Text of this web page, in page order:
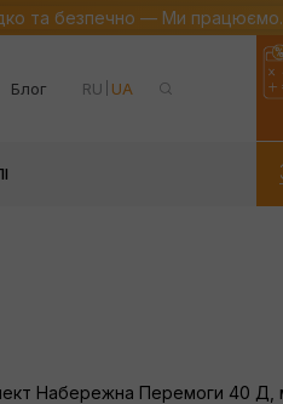
та безпечно — Ми
Блог RU UA
Набережна Перемоги 40 Д,